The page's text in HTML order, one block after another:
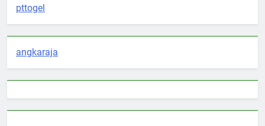
pttogel
angkaraja